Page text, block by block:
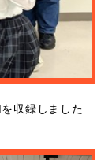
収録しました